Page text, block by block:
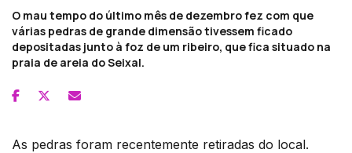
O mau tempo do último mês de dezembro fez com que
várias pedras de grande dimensão tivessem ficado
depositadas junto à foz de um ribeiro, que fica situado na
praia de areia do Seixal.
As pedras foram recentemente retiradas do local.